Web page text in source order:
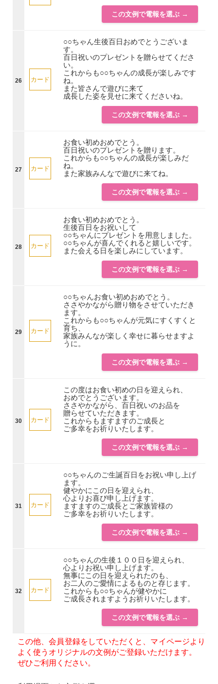
この文例で電報を選ぶ →
26 カード
○○ちゃん生後百日おめでとうございま
す。
百日祝いのプレゼントを贈らせてくださ
い。
これからも○○ちゃんの成長が楽しみです
ね。
また皆さんで遊びに来て
成長した姿を見せに来てくださいね。
この文例で電報を選ぶ →
27 カード
お食い初めおめでとう。
百日祝いのプレゼントを贈ります。
これからも○○ちゃんの成長が楽しみだ
ね。
また家族みんなで遊びに来てね。
この文例で電報を選ぶ →
28 カード
お食い初めおめでとう。
生後百日をお祝いして
○○ちゃんにプレゼントを用意しました。
○○ちゃんが喜んでくれると嬉しいです。
また会える日を楽しみにしています。
この文例で電報を選ぶ →
29 カード
○○ちゃんお食い初めおめでとう。
ささやかながら贈り物をさせていただき
ます。
これからも○○ちゃんが元気にすくすくと
育ち、
家族みんなが楽しく幸せに暮らせますよ
うに。
この文例で電報を選ぶ →
30 カード
この度はお食い初めの日を迎えられ、
おめでとうございます。
ささやかながら、百日祝いのお品を
贈らせていただきます。
これからもますますのご成長と
ご多幸をお祈りいたします。
この文例で電報を選ぶ →
31 カード
○○ちゃんのご生誕百日をお祝い申し上げ
ます。
健やかにこの日を迎えられ、
心よりお喜び申し上げます。
ますますのご成長とご家族皆様の
ご多幸をお祈りいたします。
この文例で電報を選ぶ →
32 カード
○○ちゃんの生後１００日を迎えられ、
心よりお祝い申し上げます。
無事にこの日を迎えられたのも、
お二人のご愛情によるものと存じます。
これからも○○ちゃんが健やかに
ご成長されますようお祈りいたします。
この文例で電報を選ぶ →
この他、会員登録をしていただくと、マイページより
よく使うオリジナルの文例がご登録いただけます。
ぜひご利用ください。